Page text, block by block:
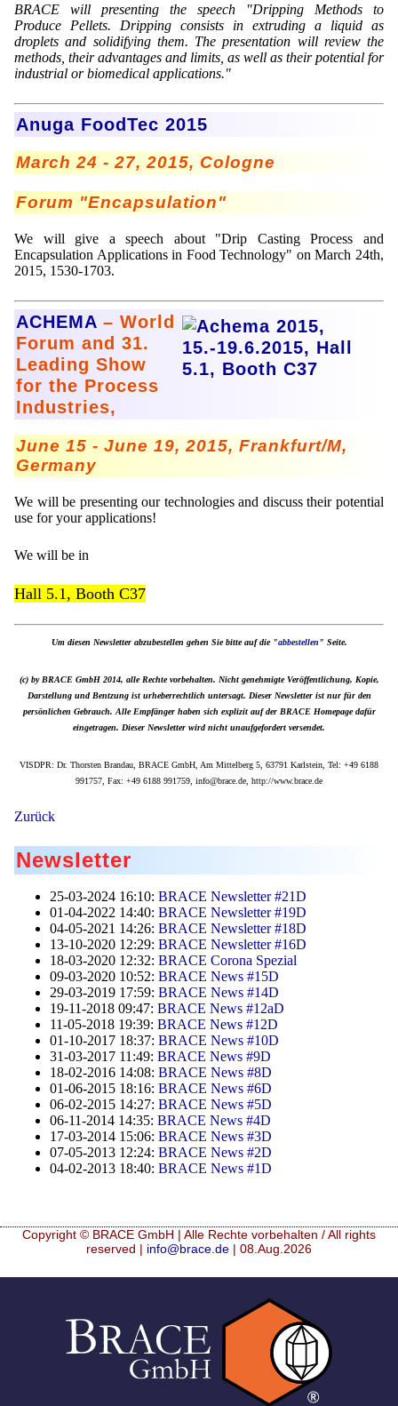
BRACE will presenting the speech "Dripping Methods to
Produce Pellets. Dripping consists in extruding a liquid as
droplets and solidifying them. The presentation will review the
methods, their advantages and limits, as well as their potential for
industrial or biomedical applications."
Anuga FoodTec 2015
March 24 - 27, 2015, Cologne
Forum "Encapsulation"
We will give a speech about "Drip Casting Process and
Encapsulation Applications in Food Technology" on March 24th,
2015, 1530-1703.
ACHEMA – World
Forum and 31.
Leading Show
for the Process
Industries,
June 15 - June 19, 2015, Frankfurt/M,
Germany
We will be presenting our technologies and discuss their potential
use for your applications!
We will be in
Hall 5.1, Booth C37
Um diesen Newsletter abzubestellen gehen Sie bitte auf die "abbestellen" Seite.
(c) by BRACE GmbH 2014, alle Rechte vorbehalten. Nicht genehmigte Veröffentlichung, Kopie,
Darstellung und Bentzung ist urheberrechtlich untersagt. Dieser Newsletter ist nur für den
persönlichen Gebrauch. Alle Empfänger haben sich explizit auf der BRACE Homepage dafür
eingetragen. Dieser Newsletter wird nicht unaufgefordert versendet.
VISDPR: Dr. Thorsten Brandau, BRACE GmbH, Am Mittelberg 5, 63791 Karlstein, Tel: +49 6188
991757, Fax: +49 6188 991759, info@brace.de, http://www.brace.de
Zurück
Newsletter
25-03-2024 16:10: BRACE Newsletter #21D
01-04-2022 14:40: BRACE Newsletter #19D
04-05-2021 14:26: BRACE Newsletter #18D
13-10-2020 12:29: BRACE Newsletter #16D
18-03-2020 12:32: BRACE Corona Spezial
09-03-2020 10:52: BRACE News #15D
29-03-2019 17:59: BRACE News #14D
19-11-2018 09:47: BRACE News #12aD
11-05-2018 19:39: BRACE News #12D
01-10-2017 18:37: BRACE News #10D
31-03-2017 11:49: BRACE News #9D
18-02-2016 14:08: BRACE News #8D
01-06-2015 18:16: BRACE News #6D
06-02-2015 14:27: BRACE News #5D
06-11-2014 14:35: BRACE News #4D
17-03-2014 15:06: BRACE News #3D
07-05-2013 12:24: BRACE News #2D
04-02-2013 18:40: BRACE News #1D
Copyright © BRACE GmbH | Alle Rechte vorbehalten / All rights
reserved | info@brace.de | 08.Aug.2026